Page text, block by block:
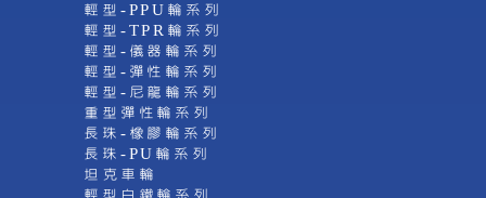
輕型-PPU輪系列
輕型-TPR輪系列
輕型-儀器輪系列
輕型-彈性輪系列
輕型-尼龍輪系列
重型彈性輪系列
長珠-橡膠輪系列
長珠-PU輪系列
坦克車輪